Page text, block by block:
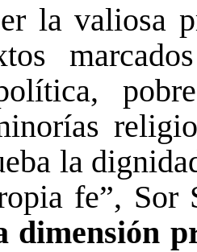
la valiosa
la
fe”, Sor
dimensión